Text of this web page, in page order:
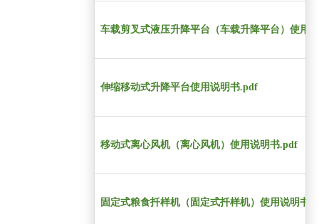
车载剪叉式液压升降平台（车载升降平台）使用
伸缩移动式升降平台使用说明书.pdf
移动式离心风机（离心风机）使用说明书.pdf
固定式粮食扦样机（固定式扦样机）使用说明书